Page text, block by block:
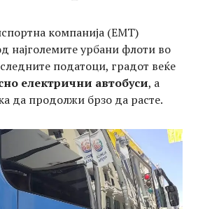
компанија (EMT)
најголемите урбани флоти во
податоци, градот веќе
електрични автобуси, а
да продолжи брзо да расте.